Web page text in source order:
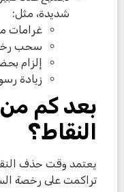
شديدة، مثل:
غرامات
سحب
إلزام
زيادة
بعد كم
النقاط؟
يعتمد وقت حذف
تراكمت على رخصة